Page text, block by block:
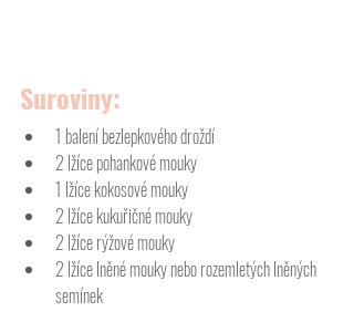
Suroviny:
1 balení bezlepkového droždí
2 lžíce pohankové mouky
1 lžíce kokosové mouky
2 lžíce kukuřičné mouky
2 lžíce rýžové mouky
2 lžíce lněné mouky nebo rozemletých lněných
semínek